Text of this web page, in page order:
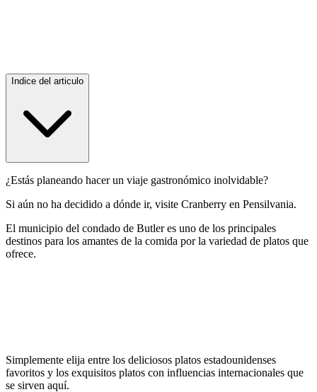
Indice del articulo
¿Estás planeando hacer un viaje gastronómico inolvidable?
Si aún no ha decidido a dónde ir, visite Cranberry en Pensilvania.
El municipio del condado de Butler es uno de los principales
destinos para los amantes de la comida por la variedad de platos que
ofrece.
Simplemente elija entre los deliciosos platos estadounidenses
favoritos y los exquisitos platos con influencias internacionales que
se sirven aquí.